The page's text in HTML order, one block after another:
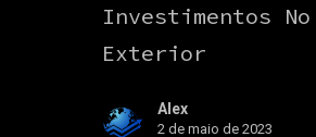
Investimentos No
Exterior
Alex
2 de maio de 2023